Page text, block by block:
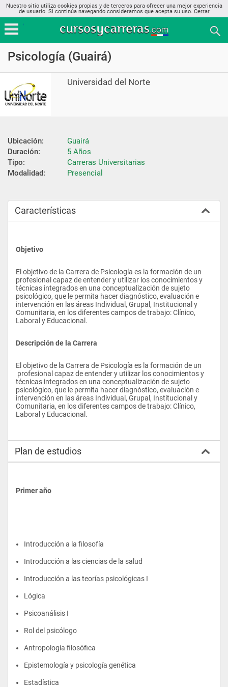
Nuestro sitio utiliza cookies propias y de terceros para ofrecer una mejor experiencia
de usuario. Si continúa navegando consideramos que acepta su uso. Cerrar
Psicología (Guairá)
Universidad del Norte
Ubicación:
Guairá
Duración:
5 Años
Tipo:
Carreras Universitarias
Modalidad:
Presencial
Características
Objetivo
El objetivo de la Carrera de Psicología es la formación de un
profesional capaz de entender y utilizar los conocimientos y
técnicas integrados en una conceptualización de sujeto
psicológico, que le permita hacer diagnóstico, evaluación e
intervención en las áreas Individual, Grupal, Institucional y
Comunitaria, en los diferentes campos de trabajo: Clínico,
Laboral y Educacional.
Descripción de la Carrera
El objetivo de la Carrera de Psicología es la formación de un
profesional capaz de entender y utilizar los conocimientos y
técnicas integrados en una conceptualización de sujeto
psicológico, que le permita hacer diagnóstico, evaluación e
intervención en las áreas Individual, Grupal, Institucional y
Comunitaria, en los diferentes campos de trabajo: Clínico,
Laboral y Educacional.
Plan de estudios
Primer año
Introducción a la filosofía
Introducción a las ciencias de la salud
Introducción a las teorías psicológicas I
Lógica
Psicoanálisis I
Rol del psicólogo
Antropología filosófica
Epistemología y psicología genética
Estadística